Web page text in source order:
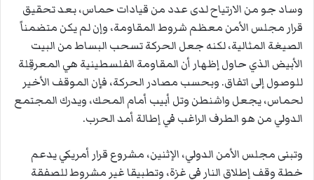
وساد جو من الارتياح لدى عدد من قيادات حماس، بعد تحقيق
قرار مجلس الأمن معظم شروط المقاومة، وإن لم يكن متضمناً
الصيغة المثالية، لكنه جعل الحركة تسحب البساط من البيت
الأبيض الذي حاول إظهار أن المقاومة الفلسطينية هي المعرقِلة
للوصول إلى اتفاق. وبحسب مصادر الحركة، فإن الموقف الأخير
لحماس، يجعل واشنطن وتل أبيب أمام المحك، ويدرك المجتمع
الدولي من هو الطرف الراغب في إطالة أمد الحرب.
وتبنى مجلس الأمن الدولي، الإثنين، مشروع قرار أمريكي يدعم
خطة وقف إطلاق النار في غزة، وتطبيقا غير مشروط للصفقة